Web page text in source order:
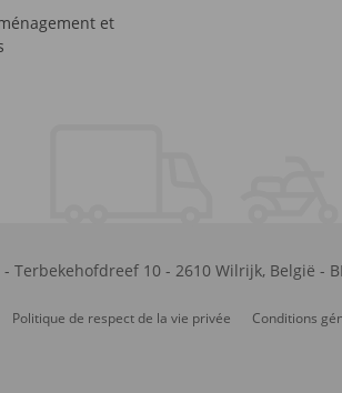
et
- Terbekehofdreef 10- 2610 Wilrijk, België -
Politique de respect de la vie privée Conditions